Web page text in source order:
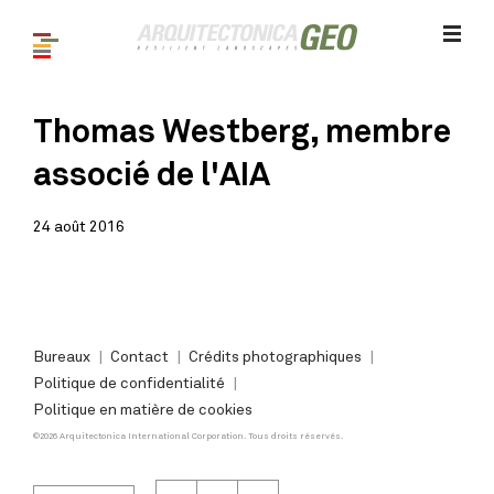
Thomas Westberg, membre
associé de l'AIA
24 août 2016
Bureaux Contact
Crédits photographiques
Politique de confidentialité
Politique en matière de cookies
©2026 Arquitectonica International Corporation. Tous droits réservés.